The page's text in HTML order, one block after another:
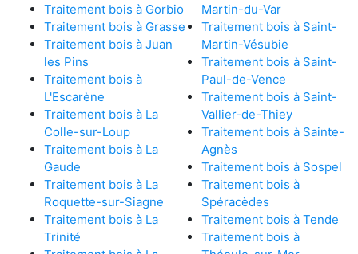
Traitement bois à Gorbio
Traitement bois à Grasse
Traitement bois à Juan
les Pins
Traitement bois à
L'Escarène
Traitement bois à La
Colle-sur-Loup
Traitement bois à La
Gaude
Traitement bois à La
Roquette-sur-Siagne
Traitement bois à La
Trinité
Martin-du-Var
Traitement bois à Saint-
Martin-Vésubie
Traitement bois à Saint-
Paul-de-Vence
Traitement bois à Saint-
Vallier-de-Thiey
Traitement bois à Sainte-
Agnès
Traitement bois à Sospel
Traitement bois à
Spéracèdes
Traitement bois à Tende
Traitement bois à